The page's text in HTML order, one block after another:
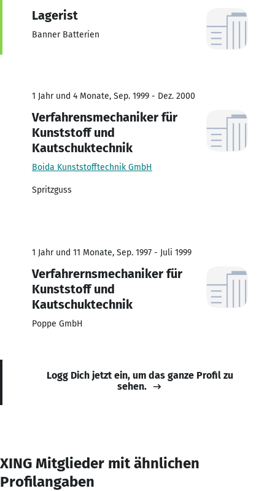
Lagerist
Banner Batterien
1 Jahr und 4 Monate, Sep. 1999 - Dez. 2000
Verfahrensmechaniker für
Kunststoff und
Kautschuktechnik
Boida Kunststofftechnik GmbH
Spritzguss
1 Jahr und 11 Monate, Sep. 1997 - Juli 1999
Verfahrernsmechaniker für
Kunststoff und
Kautschuktechnik
Poppe GmbH
Logg Dich jetzt ein, um das ganze Profil zu
sehen.
XING Mitglieder mit ähnlichen
Profilangaben